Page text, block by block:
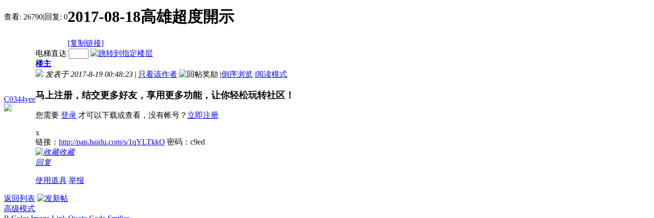
查看: 26790|回复: 02017-08-18高雄超度開示
[复制链接]
C0344yee
电梯直达
楼主
发表于 2017-8-19 00:48:23 | 只看该作者 |倒序浏览 |阅读模式
马上注册，结交更多好友，享用更多功能，让你轻松玩转社区！
您需要 登录 才可以下载或查看，没有帐号？ 立即注册
x
链接： http://pan.baidu.com/s/1qYLTkkO 密码：c9ed
收藏
回复
使用道具 举报
返回列表
高级模式